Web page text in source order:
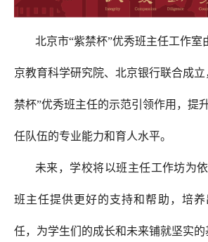
北京市“紫禁杯”优秀班主任工作室
京教育科学研究院、北京银行联合成
禁杯”优秀班主任的示范引领作用，提
任队伍的专业能力和育人水平。
未来，学校将以班主任工作坊为
班主任提供更好的支持和帮助，培
任，为学生们的成长和未来铺就坚实的